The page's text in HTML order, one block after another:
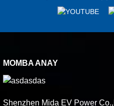
MOMBA ANAY
Shenzhen Mida EV Power